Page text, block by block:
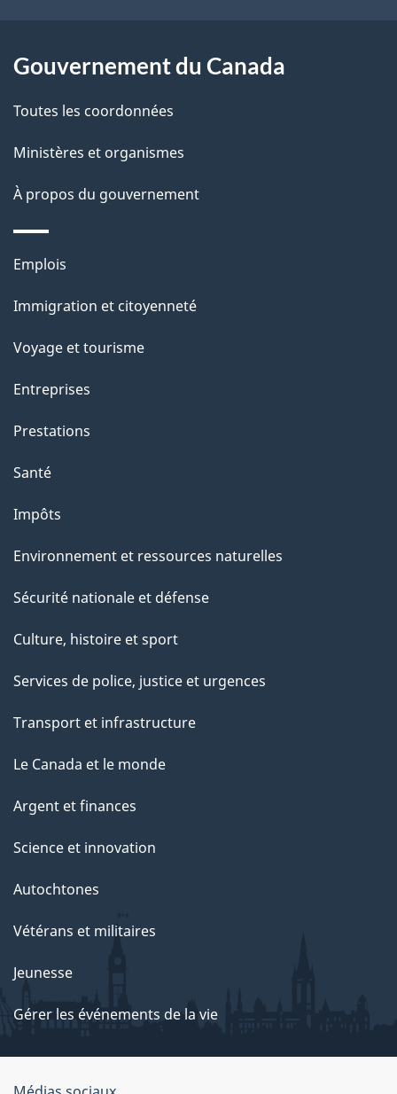
e
p
a
Gouvernement du Canada
Toutes les coordonnées
Ministères et organismes
À propos du gouvernement
Thèmes
sujets
Emplois
Immigration et citoyenneté
Voyage et tourisme
Entreprises
Prestations
Santé
Impôts
Environnement et ressources naturelles
Sécurité nationale et défense
Culture, histoire et sport
Services de police, justice et urgences
Transport et infrastructure
Le Canada et le monde
Argent et finances
Science et innovation
Autochtones
Vétérans et militaires
Jeunesse
Gérer les événements de la vie